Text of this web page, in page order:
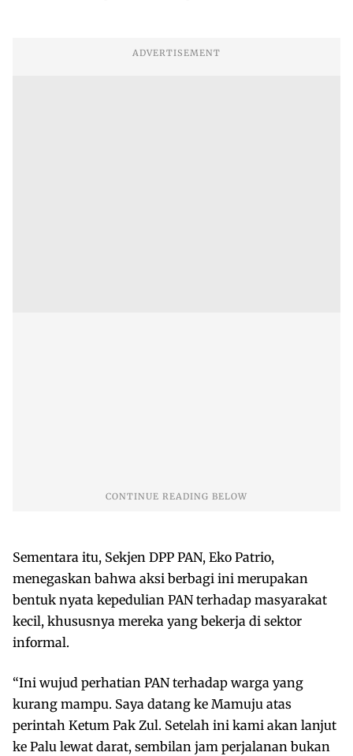
Sementara itu, Sekjen DPP PAN, Eko Patrio,
menegaskan bahwa aksi berbagi ini merupakan
bentuk nyata kepedulian PAN terhadap masyarakat
kecil, khususnya mereka yang bekerja di sektor
informal.
“Ini wujud perhatian PAN terhadap warga yang
kurang mampu. Saya datang ke Mamuju atas
perintah Ketum Pak Zul. Setelah ini kami akan lanjut
ke Palu lewat darat, sembilan jam perjalanan bukan